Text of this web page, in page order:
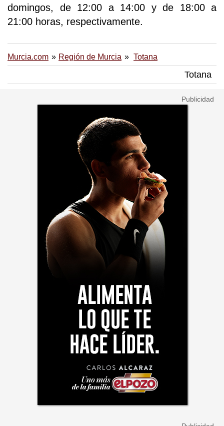
domingos, de 12:00 a 14:00 y de 18:00 a
21:00 horas, respectivamente.
Murcia.com Región de Murcia Totana
Totana